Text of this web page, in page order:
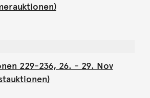
229-236, 26. - 29. Nov